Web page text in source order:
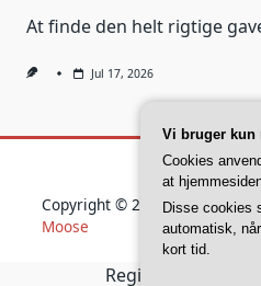
At finde den helt rigtige
Jul 17, 2026
Copyright © 2026Yuki
Moose
Vi bruger kun
Cookies
at
Disse cookies
automatisk,
kort tid.